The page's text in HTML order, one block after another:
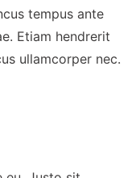
tempus ante
Etiam hendrerit
ullamcorper nec.